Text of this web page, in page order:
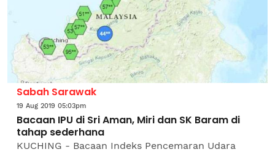
Sabah Sarawak
19 Aug 2019 05:03pm
Bacaan IPU di Sri Aman, Miri dan SK Baram di
tahap sederhana
KUCHING - Bacaan Indeks Pencemaran Udara